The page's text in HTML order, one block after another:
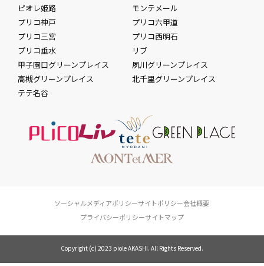
ピオレ姫路
モンテメール
プリコ神戸
プリコ六甲道
プリコ三宮
プリコ西明石
プリコ垂水
リブ
甲子園口グリーンプレイス
夙川グリーンプレイス
高槻グリーンプレイス
北千里グリーンプレイス
テテ名谷
ソーシャルメディアポリシーサイトポリシー会社概要
プライバシーポリシーサイトマップ
Copyright (c) 2023 piole AKASHI. All Rights Reserved.